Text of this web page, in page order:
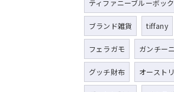
ティファニーブルーボッ
ブランド雑貨 tiffany
フェラガモ ガンチー
グッチ財布 オースト